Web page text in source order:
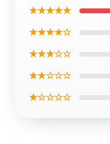
★★★★★
★★★★☆
★★★☆☆
★★☆☆☆
★☆☆☆☆